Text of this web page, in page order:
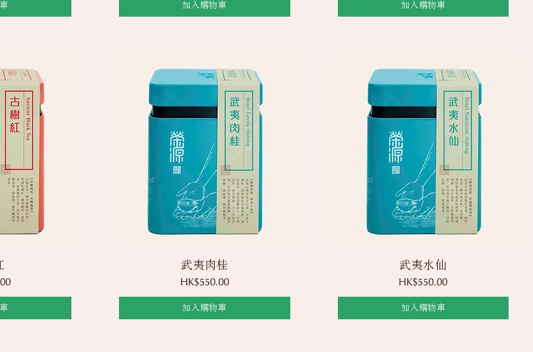
加入購物車 加入購物車
快速瀏覽
武夷肉桂
價格
HK$550.00
加入購物車
快速瀏覽
武夷水仙
價格
HK$550.00
加入購物車